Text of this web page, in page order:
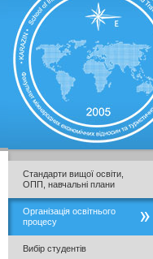
Стандарти вищої освіти,
ОПП, навчальні плани
Організація освітнього
процесу
Вибір студентів